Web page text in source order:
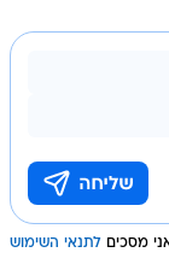
מסכים לתנאי השימוש